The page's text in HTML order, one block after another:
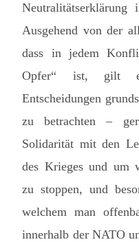
Neutralitätserklärung
Ausgehend von der
dass in jedem
Opfer“ ist, gilt
Entscheidungen
zu betrachten –
Solidarität mit den
des Krieges und um
zu stoppen, und
welchem man
innerhalb der NATO